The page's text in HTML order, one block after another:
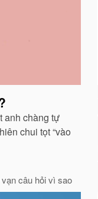
anh chàng tự
chui tọt “vào
vạn câu hỏi vì sao